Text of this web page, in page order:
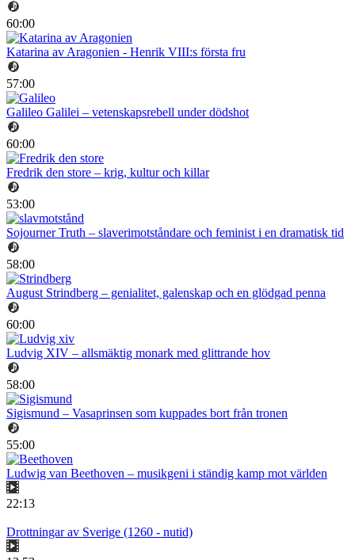
60:00
Katarina av Aragonien - Henrik VIII:s första fru
57:00
Galileo Galilei – vetenskapsrebell under dödshot
60:00
Fredrik den store – krig, kultur och killar
53:00
Sojourner Truth – slaverimotståndare och feminist i en dramatisk tid
58:00
August Strindberg – genialitet, galenskap och en glödgad penna
60:00
Ludvig XIV – allsmäktig monark med glittrande hov
58:00
Sigismund – Vasaprinsen som kuppades bort från tronen
55:00
Ludwig van Beethoven – musikgeni i ständig kamp mot världen
22:13
Drottningar av Sverige (1260 - nutid)